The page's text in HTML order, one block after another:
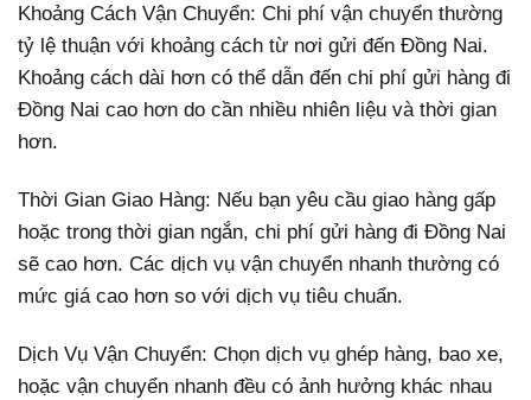
Khoảng Cách Vận Chuyển: Chi phí vận chuyển thường
tỷ lệ thuận với khoảng cách từ nơi gửi đến Đồng Nai.
Khoảng cách dài hơn có thể dẫn đến chi phí gửi hàng đi
Đồng Nai cao hơn do cần nhiều nhiên liệu và thời gian
hơn.
Thời Gian Giao Hàng: Nếu bạn yêu cầu giao hàng gấp
hoặc trong thời gian ngắn, chi phí gửi hàng đi Đồng Nai
sẽ cao hơn. Các dịch vụ vận chuyển nhanh thường có
mức giá cao hơn so với dịch vụ tiêu chuẩn.
Dịch Vụ Vận Chuyển: Chọn dịch vụ ghép hàng, bao xe,
hoặc vận chuyển nhanh đều có ảnh hưởng khác nhau